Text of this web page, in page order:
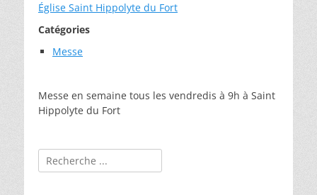
Église Saint Hippolyte du Fort
Catégories
Messe
Messe en semaine tous les vendredis à 9h à Saint
Hippolyte du Fort
Rechercher :